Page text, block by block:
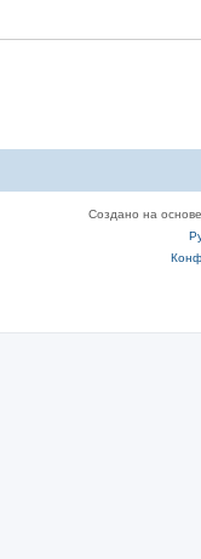
Создано на основе